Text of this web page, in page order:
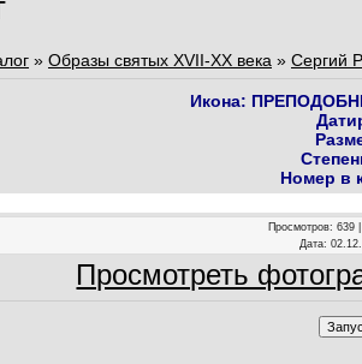
» Образы святых XVII-XX века » Сергий
Икона:
Номер в
Просмотров: 639
Дата:
Просмотреть